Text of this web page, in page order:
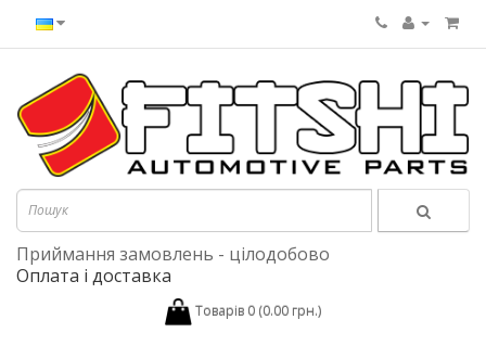
Приймання замовлень - цілодобово
Оплата і доставка
Товарів 0 (0.00 грн.)